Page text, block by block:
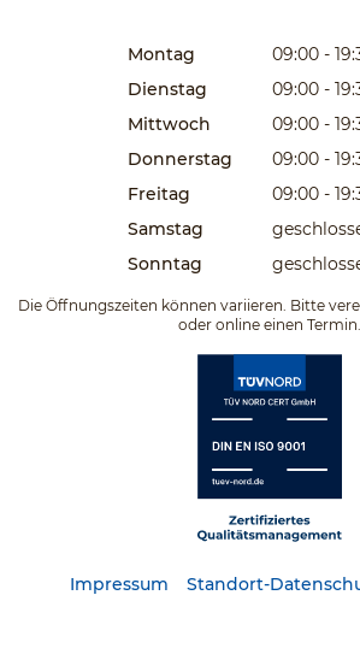
Montag 09:00 -
Dienstag
09:00 -
Mittwoch
09:00 -
Donnerstag
09:00 -
Freitag
09:00 -
Samstag
Sonntag
Die Öffnungszeiten können variieren. Bitte
oder online einen Termin.
Impressum Standort-